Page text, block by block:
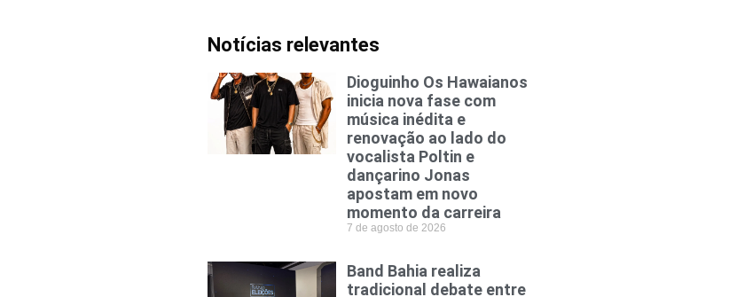
Notícias relevantes
Dioguinho Os Hawaianos
inicia nova fase com
música inédita e
renovação ao lado do
vocalista Poltin e
dançarino Jonas
apostam em novo
momento da carreira
7 de agosto de 2026
Band Bahia realiza
tradicional debate entre